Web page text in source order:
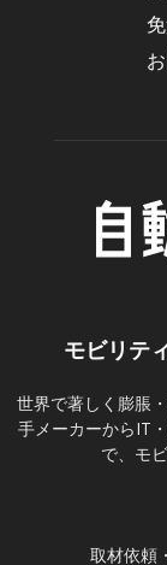
モビリテ
世界で著しく膨脹
手メーカーからIT
で、モ
取材依頼